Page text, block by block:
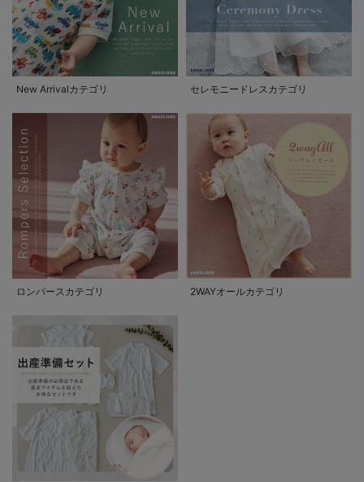
New Arrivalカテゴリ セレモニードレスカテゴリ
ロンパースカテゴリ 2WAYオールカテゴリ